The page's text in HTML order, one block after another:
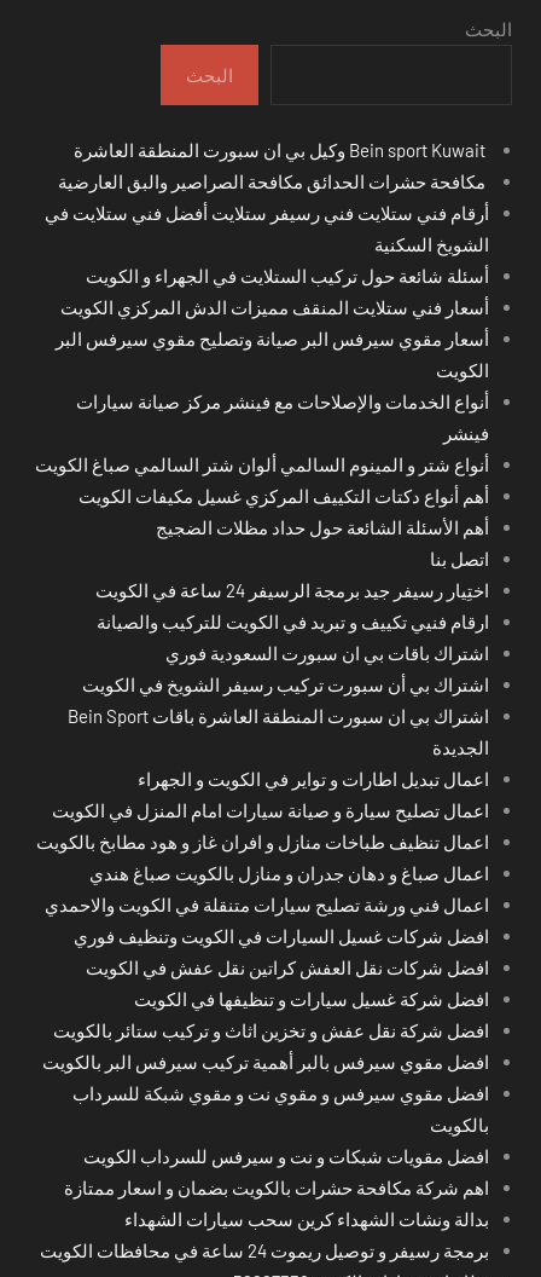
البحث
البحث
مكافحة حشرات الحدائق مكافحة الصراصير والبق العارضية
أرقام فني ستلايت فني رسيفر ستلايت أفضل فني ستلايت في
الشويخ السكنية
أسئلة شائعة حول تركيب الستلايت في الجهراء و الكويت
أسعار فني ستلايت المنقف مميزات الدش المركزي الكويت
أسعار مقوي سيرفس البر صيانة وتصليح مقوي سيرفس البر
الكويت
أنواع الخدمات والإصلاحات مع فينشر مركز صيانة سيارات
فينشر
أنواع شتر و المينوم السالمي ألوان شتر السالمي صباغ الكويت
أهم أنواع دكتات التكييف المركزي غسيل مكيفات الكويت
أهم الأسئلة الشائعة حول حداد مظلات الضجيج
اتصل بنا
اختِيار رسيفر جيد برمجة الرسيفر 24 ساعة في الكويت
ارقام فنيي تكييف و تبريد في الكويت للتركيب والصيانة
اشتراك باقات بي ان سبورت السعودية فوري
اشتراك بي أن سبورت تركيب رسيفر الشويخ في الكويت
اشتراك بي ان سبورت المنطقة العاشرة باقات Bein Sport
الجديدة
اعمال تبديل اطارات و تواير في الكويت و الجهراء
اعمال تصليح سيارة و صيانة سيارات امام المنزل في الكويت
اعمال تنظيف طباخات منازل و افران غاز و هود مطابخ بالكويت
اعمال صباغ و دهان جدران و منازل بالكويت صباغ هندي
اعمال فني ورشة تصليح سيارات متنقلة في الكويت والاحمدي
افضل شركات غسيل السيارات في الكويت وتنظيف فوري
افضل شركات نقل العفش كراتين نقل عفش في الكويت
افضل شركة غسيل سيارات و تنظيفها في الكويت
افضل شركة نقل عفش و تخزين اثاث و تركيب ستائر بالكويت
افضل مقوي سيرفس بالبر أهمية تركيب سيرفس البر بالكويت
افضل مقوي سيرفس و مقوي نت و مقوي شبكة للسرداب
بالكويت
افضل مقويات شبكات و نت و سيرفس للسرداب الكويت
اهم شركة مكافحة حشرات بالكويت بضمان و اسعار ممتازة
بدالة ونشات الشهداء كرين سحب سيارات الشهداء
برمجة رسيفر و توصيل ريموت 24 ساعة في محافظات الكويت